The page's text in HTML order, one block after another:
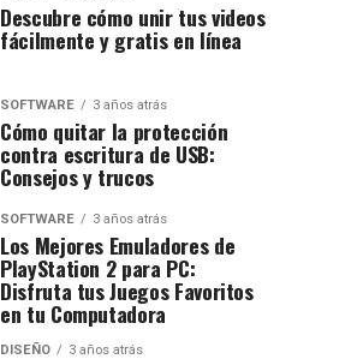
Descubre cómo unir tus videos
fácilmente y gratis en línea
SOFTWARE 3 años atrás
Cómo quitar la protección
contra escritura de USB:
Consejos y trucos
SOFTWARE 3 años atrás
Los Mejores Emuladores de
PlayStation 2 para PC:
Disfruta tus Juegos Favoritos
en tu Computadora
DISEÑO 3 años atrás